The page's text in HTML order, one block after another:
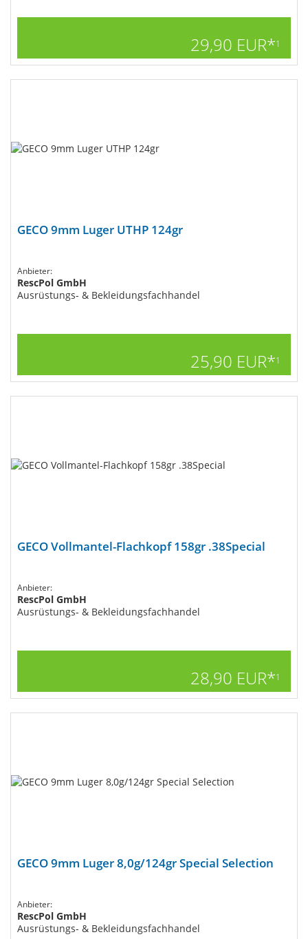
29,90 EUR*1
GECO 9mm Luger UTHP 124gr
Anbieter:
RescPol GmbH
Ausrüstungs- & Bekleidungsfachhandel
25,90 EUR*1
GECO Vollmantel-Flachkopf 158gr .38Special
Anbieter:
RescPol GmbH
Ausrüstungs- & Bekleidungsfachhandel
28,90 EUR*1
GECO 9mm Luger 8,0g/124gr Special Selection
Anbieter:
RescPol GmbH
Ausrüstungs- & Bekleidungsfachhandel